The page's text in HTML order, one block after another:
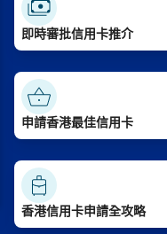
即時審批信用卡推介
申請香港最佳信用卡
香港信用卡申請全攻略